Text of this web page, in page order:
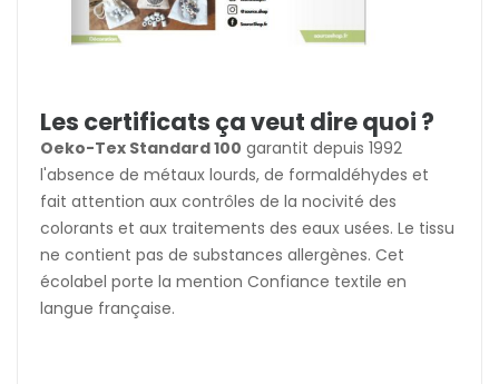
Les certificats ça veut dire quoi ?
Oeko-Tex Standard 100 garantit depuis 1992
l'absence de métaux lourds, de formaldéhydes et
fait attention aux contrôles de la nocivité des
colorants et aux traitements des eaux usées. Le tissu
ne contient pas de substances allergènes. Cet
écolabel porte la mention Confiance textile en
langue française.